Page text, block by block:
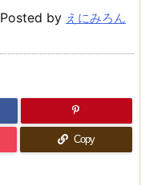
Posted by えにみろん
Copy